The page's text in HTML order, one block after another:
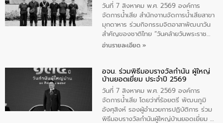
วันที่ 7 สิงหาคม พ.ศ. 2569 องค์การ
จัดการน้ำเสีย สำนักงาานจัดการน้ำเสียสาขา
มุกดาหาร ร่วมกิจกรรมจิตอาสาพัฒนาวัน
สําคัญของชาติไทย “วันคล้ายวันพระราช
สมภพ สมเด็จพระนางเจ้าสิริกิติ์พระบรม
ทิพย์คำ รองผู้ว่าราชการจังหวัดมุกดาหาร
เป็นประธานในพิธี ณ เรือนจําชั่วคราวนาโสก
ตําบลนาโสก อําเภอเมืองมุกดาหาร จังหวัด
มุกดาหาร โดยในกิจกรรมได้ร่วมปลูกป่า และ
ทําความสะอาดภายในบริเวณ จัดกิจกรรม
เพื่อถวายเป็นพระราชกุศล สมเด็จพระนาง
อ่านรายละเอียด »
อจน. ร่วมพิธีมอบรางวัลกำนัน ผู้ใหญ่
บ้านยอดเยี่ยม ประจำปี 2569
วันที่ 7 สิงหาคม พ.ศ. 2569 องค์การ
จัดการน้ำเสีย โดยว่าที่ร้อยตรี พัฒนภูมิ
อังศุสิงห์ รองผู้อำนวยการปฏิบัติการ ร่วม
พิธีมอบรางวัลกำนันผู้ใหญ่บ้านยอดเยี่ยม ณ